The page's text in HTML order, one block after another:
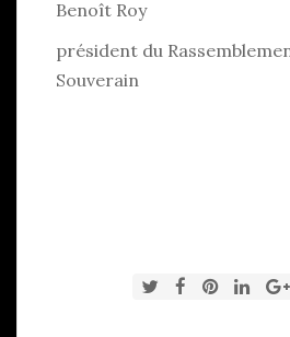
Benoît Roy
président du
Souverain